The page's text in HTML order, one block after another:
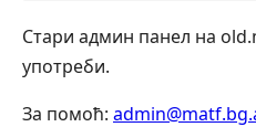
Стари админ панел на
употреби.
За помоћ: